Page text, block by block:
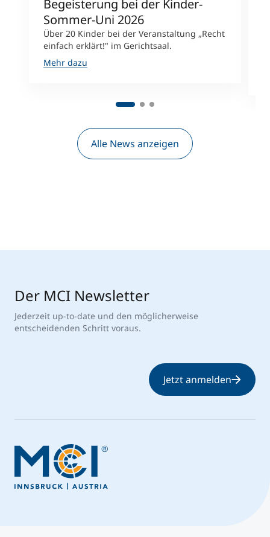
Begeisterung bei der Kinder-
Sommer-Uni 2026
Über 20 Kinder bei der Veranstaltung „Recht
einfach erklärt!" im Gerichtsaal.
Mehr dazu
Alle News anzeigen
Der MCI Newsletter
Jederzeit up-to-date und den möglicherweise
entscheidenden Schritt voraus.
Jetzt anmelden